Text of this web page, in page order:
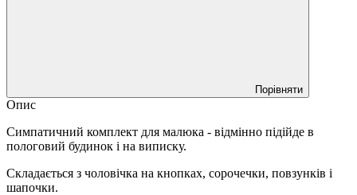
Порівняти
Опис
Симпатичний комплект для малюка - відмінно підійде в
пологовий будинок і на виписку.
Складається з чоловічка на кнопках, сорочечки, повзунків і
шапочки.